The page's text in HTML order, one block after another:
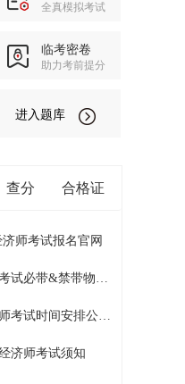
全真模拟考试
临考密卷
助力考前提分
进入题库
查分 合格证
师考试报名官网
2023初中级经济师考试必带&禁带物品合集！
2023年初中级经济师考试时间安排公布分2天4个批次！
济师考试须知